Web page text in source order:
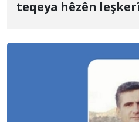
teqeya hêzên